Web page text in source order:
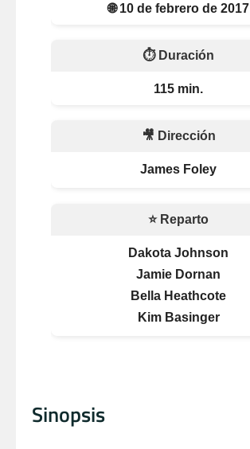
🌐 10 de febrero de 2017
⏱️ Duración
115 min.
🎥 Dirección
James Foley
⭐ Reparto
Dakota Johnson
Jamie Dornan
Bella Heathcote
Kim Basinger
Sinopsis